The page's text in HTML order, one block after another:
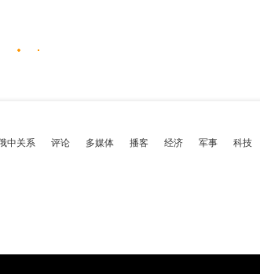
中关系 评论 多媒体 播客 经济 军事 科技